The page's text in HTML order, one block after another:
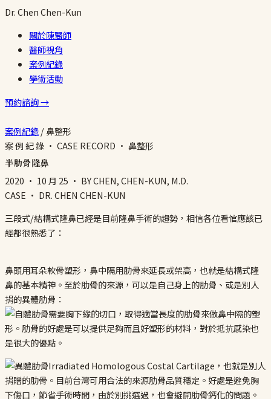
Dr.ChenChen-Kun
關於陳醫師
醫師視角
案例紀錄
學術活動
預約諮詢 →
案例紀錄/鼻整形
案 例 紀 錄 · CASE RECORD · 鼻整形
半肋骨隆鼻
2020 · 10 月 25 · BY CHEN, CHEN-KUN, M.D.
CASE · DR. CHEN CHEN-KUN
三段式/結構式隆鼻已經是目前隆鼻手術的趨勢，相信各位看倌應該已
經都很熟悉了：
鼻頭用耳朵軟骨塑形，鼻中隔用肋骨來延長或架高，也就是結構式隆
鼻的基本精神。至於肋骨的來源，可以是自己身上的肋骨、或是別人
捐的異體肋骨：